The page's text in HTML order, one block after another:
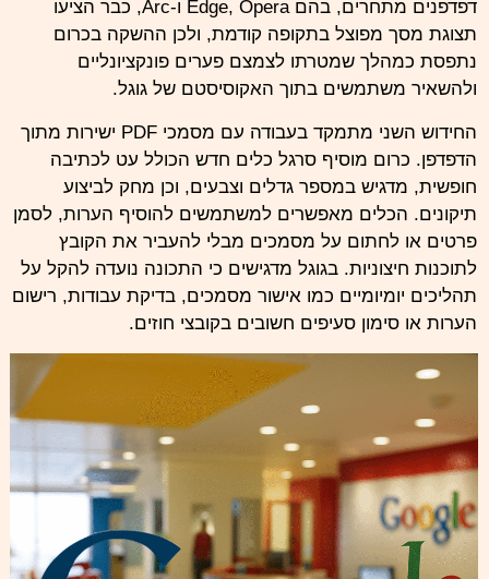
דפדפנים מתחרים, בהם Edge, Opera ו-Arc, כבר הציעו
תצוגת מסך מפוצל בתקופה קודמת, ולכן ההשקה בכרום
נתפסת כמהלך שמטרתו לצמצם פערים פונקציונליים
ולהשאיר משתמשים בתוך האקוסיסטם של גוגל.
החידוש השני מתמקד בעבודה עם מסמכי PDF ישירות מתוך
הדפדפן. כרום מוסיף סרגל כלים חדש הכולל עט לכתיבה
חופשית, מדגיש במספר גדלים וצבעים, וכן מחק לביצוע
תיקונים. הכלים מאפשרים למשתמשים להוסיף הערות, לסמן
פרטים או לחתום על מסמכים מבלי להעביר את הקובץ
לתוכנות חיצוניות. בגוגל מדגישים כי התכונה נועדה להקל על
תהליכים יומיומיים כמו אישור מסמכים, בדיקת עבודות, רישום
הערות או סימון סעיפים חשובים בקובצי חוזים.